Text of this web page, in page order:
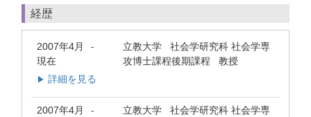
経歴
2007年4月 -
現在
立教大学 社会学研究科 社会学専
攻博士課程後期課程 教授
▶ 詳細を見る
2007年4月 -
立教大学 社会学研究科 社会学専